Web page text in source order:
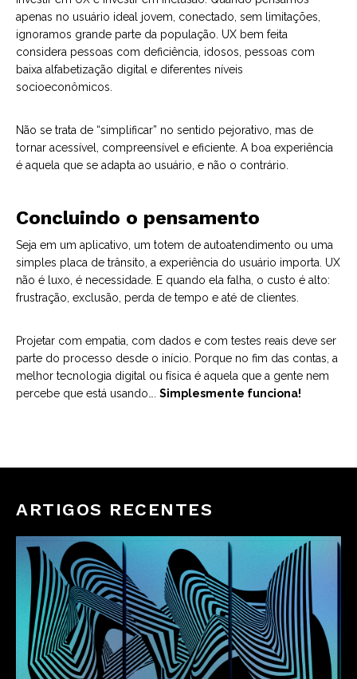
apenas no usuário ideal jovem, conectado, sem limitações,
ignoramos grande parte da população. UX bem feita
considera pessoas com deficiência, idosos, pessoas com
baixa alfabetização digital e diferentes níveis
socioeconômicos.
Não se trata de “simplificar” no sentido pejorativo, mas de
tornar acessível, compreensível e eficiente. A boa experiência
é aquela que se adapta ao usuário, e não o contrário.
Concluindo o pensamento
Seja em um aplicativo, um totem de autoatendimento ou uma
simples placa de trânsito, a experiência do usuário importa. UX
não é luxo, é necessidade. E quando ela falha, o custo é alto:
frustração, exclusão, perda de tempo e até de clientes.
Projetar com empatia, com dados e com testes reais deve ser
parte do processo desde o início. Porque no fim das contas, a
melhor tecnologia digital ou física é aquela que a gente nem
percebe que está usando…. Simplesmente funciona!
ARTIGOS RECENTES